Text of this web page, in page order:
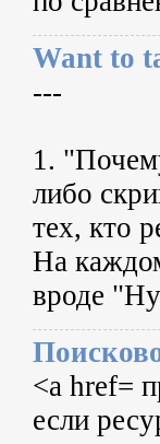
Want to
---
1.
либо
тех, кто
На
вроде
<a href=
если